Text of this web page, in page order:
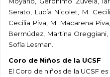
Serato, Lucía Nicolet, M.
Cecilia Piva, M. Macarena
Bermúdez, Martina
Sofía Lesman.
Coro de Niños de la UCSF
El Coro de niños de la UCSF